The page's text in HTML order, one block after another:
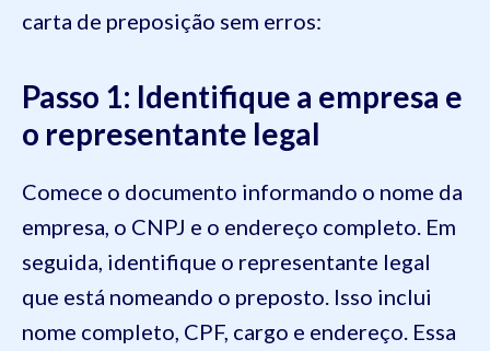
carta de preposição sem erros:
Passo 1: Identifique a empresa e
o representante legal
Comece o documento informando o nome da
empresa, o CNPJ e o endereço completo. Em
seguida, identifique o representante legal
que está nomeando o preposto. Isso inclui
nome completo, CPF, cargo e endereço. Essa